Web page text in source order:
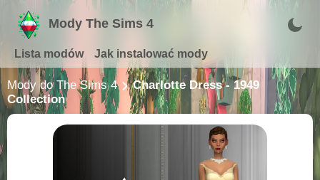
Mody The Sims 4
Lista modów Jak instalować mody
Mody do The Sims 4
Charlotte Dress - 1949
Collection